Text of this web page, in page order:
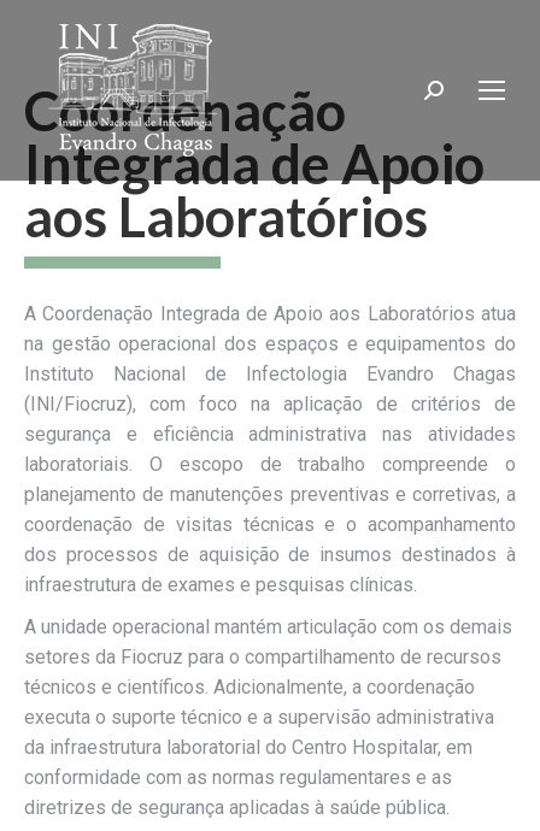
Search:
Coordenação
Integrada de Apoio
aos Laboratórios
A Coordenação Integrada de Apoio aos Laboratórios atua
na gestão operacional dos espaços e equipamentos do
Instituto Nacional de Infectologia Evandro Chagas
(INI/Fiocruz), com foco na aplicação de critérios de
segurança e eficiência administrativa nas atividades
laboratoriais. O escopo de trabalho compreende o
planejamento de manutenções preventivas e corretivas, a
coordenação de visitas técnicas e o acompanhamento
dos processos de aquisição de insumos destinados à
infraestrutura de exames e pesquisas clínicas.
A unidade operacional mantém articulação com os demais
setores da Fiocruz para o compartilhamento de recursos
técnicos e científicos. Adicionalmente, a coordenação
executa o suporte técnico e a supervisão administrativa
da infraestrutura laboratorial do Centro Hospitalar, em
conformidade com as normas regulamentares e as
diretrizes de segurança aplicadas à saúde pública.